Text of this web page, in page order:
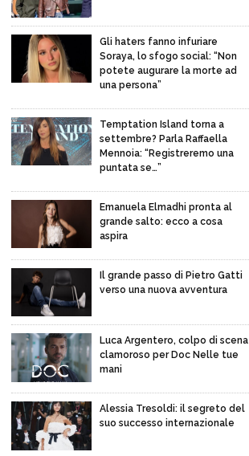
Gli haters fanno infuriare
Soraya, lo sfogo social: “Non
potete augurare la morte ad
una persona”
Temptation Island torna a
settembre? Parla Raffaella
Mennoia: “Registreremo una
puntata se…”
Emanuela Elmadhi pronta al
grande salto: ecco a cosa
aspira
Il grande passo di Pietro Gatti
verso una nuova avventura
Luca Argentero, colpo di scena
clamoroso per Doc Nelle tue
mani
Alessia Tresoldi: il segreto del
suo successo internazionale